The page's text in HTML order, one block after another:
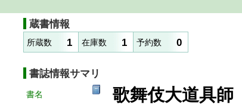
蔵書情報
所蔵数 1 在庫数 1 予約数 0
書誌情報サマリ
書名 歌舞伎大道具師